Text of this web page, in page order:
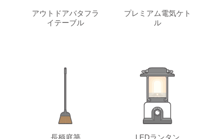
アウトドアバタフラ
イテーブル
プレミアム電気ケト
ル